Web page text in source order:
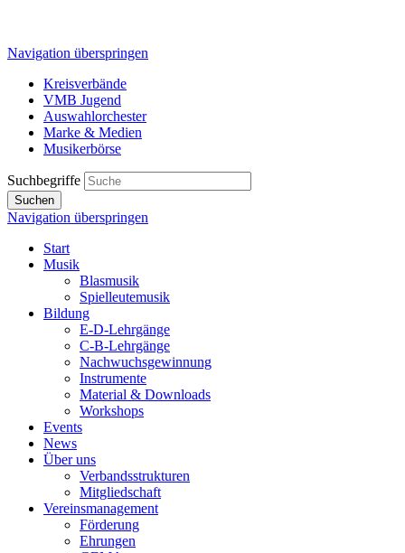
Navigation überspringen
Kreisverbände
VMB Jugend
Auswahlorchester
Marke & Medien
Musikerbörse
Suchbegriffe
Suchen
Navigation überspringen
Start
Musik
Blasmusik
Spielleutemusik
Bildung
E-D-Lehrgänge
C-B-Lehrgänge
Nachwuchsgewinnung
Instrumente
Material & Downloads
Workshops
Events
News
Über uns
Verbandsstrukturen
Mitgliedschaft
Vereinsmanagement
Förderung
Ehrungen